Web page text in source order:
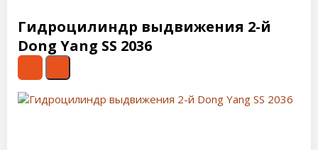
Гидроцилиндр выдвижения 2-й
Dong Yang SS 2036